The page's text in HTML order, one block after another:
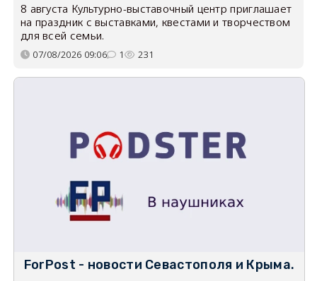
8 августа Культурно-выставочный центр приглашает
на праздник с выставками, квестами и творчеством
для всей семьи.
07/08/2026 09:06 1 231
ForPost - новости Севастополя и Крыма.